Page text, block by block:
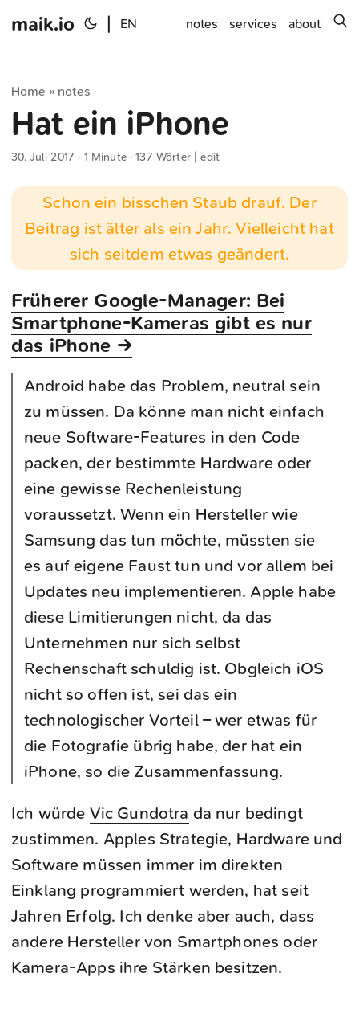
maik.io EN notes services about
Home » notes
Hat ein iPhone
30. Juli 2017 · 1 Minute · 137 Wörter |edit
Schon ein bisschen Staub drauf. Der
Beitrag ist älter als ein Jahr. Vielleicht hat
sich seitdem etwas geändert.
Früherer Google-Manager: Bei
Smartphone-Kameras gibt es nur
das iPhone →
Android habe das Problem, neutral sein
zu müssen. Da könne man nicht einfach
neue Software-Features in den Code
packen, der bestimmte Hardware oder
eine gewisse Rechenleistung
voraussetzt. Wenn ein Hersteller wie
Samsung das tun möchte, müssten sie
es auf eigene Faust tun und vor allem bei
Updates neu implementieren. Apple habe
diese Limitierungen nicht, da das
Unternehmen nur sich selbst
Rechenschaft schuldig ist. Obgleich iOS
nicht so offen ist, sei das ein
technologischer Vorteil – wer etwas für
die Fotografie übrig habe, der hat ein
iPhone, so die Zusammenfassung.
Ich würde Vic Gundotra da nur bedingt
zustimmen. Apples Strategie, Hardware und
Software müssen immer im direkten
Einklang programmiert werden, hat seit
Jahren Erfolg. Ich denke aber auch, dass
andere Hersteller von Smartphones oder
Kamera-Apps ihre Stärken besitzen.